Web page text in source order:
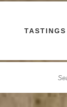
TASTINGS